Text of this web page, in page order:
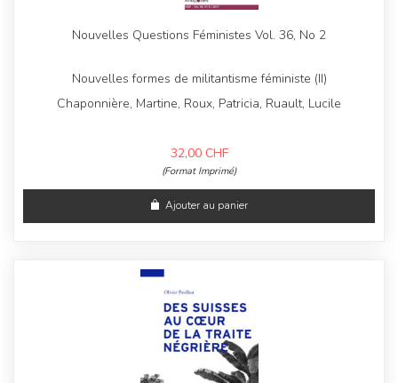
Nouvelles Questions Féministes Vol. 36, No 2
Nouvelles formes de militantisme féministe (II)
Chaponnière, Martine, Roux, Patricia, Ruault, Lucile
32,00 CHF
(Format Imprimé)
Ajouter au panier